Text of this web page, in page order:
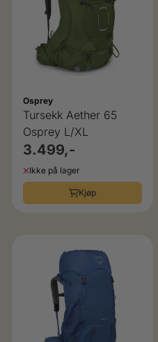
Osprey
Tursekk Aether 65
Osprey L/XL
3.499,-
Ikke på lager
Kjøp